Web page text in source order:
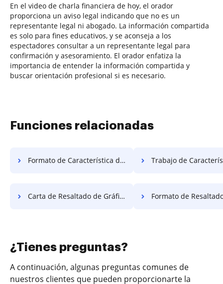
En el video de charla financiera de hoy, el orador
proporciona un aviso legal indicando que no es un
representante legal ni abogado. La información compartida
es solo para fines educativos, y se aconseja a los
espectadores consultar a un representante legal para
confirmación y asesoramiento. El orador enfatiza la
importancia de entender la información compartida y
buscar orientación profesional si es necesario.
Funciones relacionadas
Formato de Característica de Gráfico Gratis Trabajo de Característica de
Carta de Resaltado de Gráficos Gratis Formato de Resaltado de
¿Tienes preguntas?
A continuación, algunas preguntas comunes de
nuestros clientes que pueden proporcionarte la